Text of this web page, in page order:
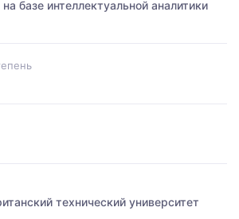
базе интеллектуальной аналитики
технический университет